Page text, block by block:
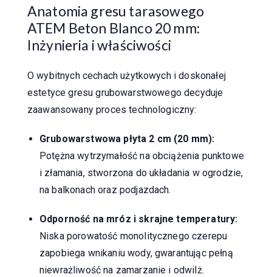
Anatomia gresu tarasowego
ATEM Beton Blanco 20 mm:
Inżynieria i właściwości
O wybitnych cechach użytkowych i doskonałej
estetyce gresu grubowarstwowego decyduje
zaawansowany proces technologiczny:
Grubowarstwowa płyta 2 cm (20 mm):
Potężna wytrzymałość na obciążenia punktowe
i złamania, stworzona do układania w ogrodzie,
na balkonach oraz podjazdach.
Odporność na mróz i skrajne temperatury:
Niska porowatość monolitycznego czerepu
zapobiega wnikaniu wody, gwarantując pełną
niewrażliwość na zamarzanie i odwilż.